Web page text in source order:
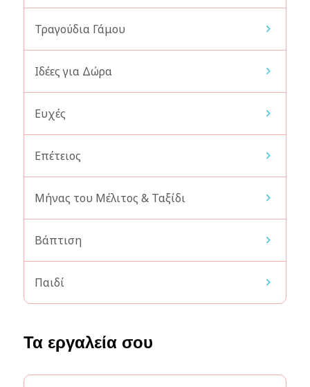
Τραγούδια Γάμου
Ιδέες για Δώρα
Ευχές
Επέτειος
Μήνας του Μέλιτος & Ταξίδι
Βάπτιση
Παιδί
Τα εργαλεία σου